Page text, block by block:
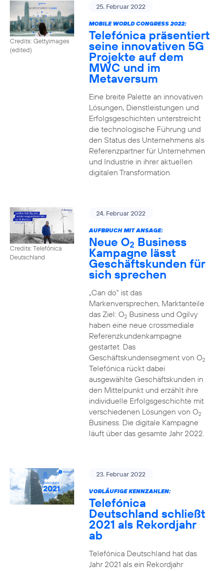
Credits: Gettyimages
(edited)
25. Februar 2022
MOBILE WORLD CONGRESS 2022:
Telefónica präsentiert
seine innovativen 5G
Projekte auf dem
MWC und im
Metaversum
Eine breite Palette an innovativen
Lösungen, Dienstleistungen und
Erfolgsgeschichten unterstreicht
die technologische Führung und
den Status des Unternehmens als
Referenzpartner für Unternehmen
und Industrie in ihrer aktuellen
digitalen Transformation
Credits: Telefónica
Deutschland
24. Februar 2022
AUFBRUCH MIT ANSAGE:
Neue O2 Business
Kampagne lässt
Geschäftskunden für
sich sprechen
„Can do“ ist das
Markenversprechen, Marktanteile
das Ziel: O2Business und Ogilvy
haben eine neue crossmediale
Referenzkundenkampagne
gestartet. Das
Geschäftskundensegment von O2
Telefónica rückt dabei
ausgewählte Geschäftskunden in
den Mittelpunkt und erzählt ihre
individuelle Erfolgsgeschichte mit
verschiedenen Lösungen von O2
Business. Die digitale Kampagne
läuft über das gesamte Jahr 2022.
23. Februar 2022
VORLÄUFIGE KENNZAHLEN:
Telefónica
Deutschland schließt
2021 als Rekordjahr
ab
Telefónica Deutschland hat das
Jahr 2021 als ein Rekordjahr